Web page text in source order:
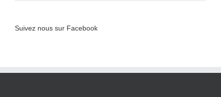
Suivez nous sur Facebook